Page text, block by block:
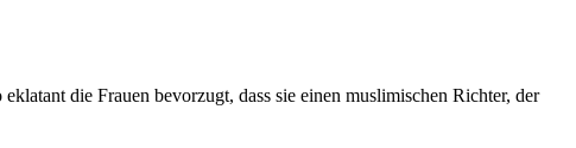
die Frauen bevorzugt, dass sie einen muslimischen Richter, der